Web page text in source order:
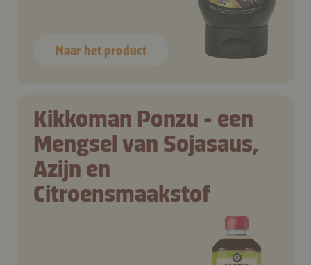
Naar het product
Kikkoman Ponzu - een
Mengsel van Sojasaus,
Azijn en
Citroensmaakstof